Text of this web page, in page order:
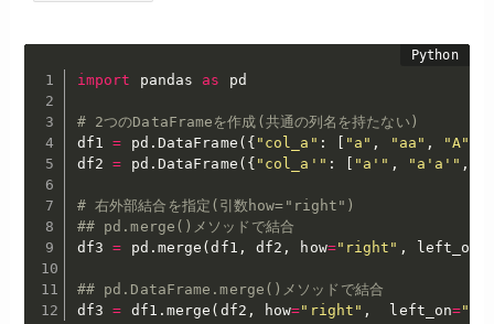
import pandas as pd
# 2つのDataFrameを作成(共通の列名を持たない)
df1 = pd . DataFrame ( { "col_a" : [ "a" , "aa" , "A"
df2 = pd . DataFrame ( { "col_a'" : [ "a'" , "a'a'" ,
# 右外部結合を指定(引数how="right")
## pd.merge()メソッドで結合
df3 = pd . merge (df1 , df2 , how="right" , left_on
## pd.DataFrame.merge()メソッドで結合
df3 = df1 . merge ( df2 , how="right" ,
  left_on
=